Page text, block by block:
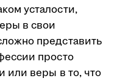
усталости,
в свои
представить
просто
или веры в то, что